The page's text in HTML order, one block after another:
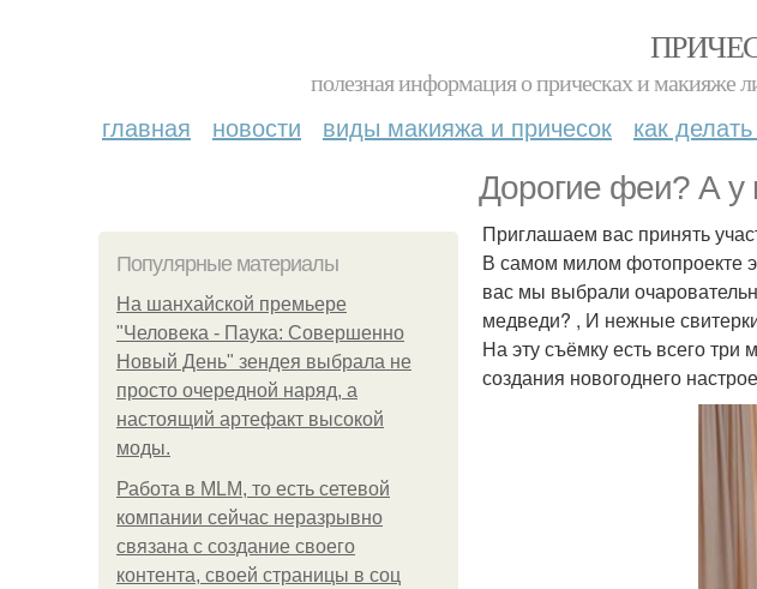
полезная информация о прическах и макияже
главная новости виды макияжа и причесок как
Дорогие феи? А у
Популярные материалы
На шанхайской премьере
"Человека - Паука: Совершенно
Новый День" зендея выбрала не
просто очередной наряд, а
настоящий артефакт высокой
моды.
Работа в MLM, то есть сетевой
компании сейчас неразрывно
связана с создание своего
контента, своей страницы в соц
Приглашаем вас принять
В самом милом фотопроекте
вас мы выбрали
медведи? , И нежные
На эту съёмку есть всего
создания новогоднего